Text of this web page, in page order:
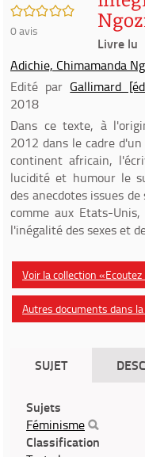
/5
0avis
Livre lu
Adichie, Chimamanda
Edité par Gallimard
2018
Dans ce texte, à
2012 dans le cadre
continent africain,
lucidité et humour le
des anecdotes issues
comme aux Etats-
l'inégalité des sexes et
Voir la collection «Ecoutez
Autres documents dans
SUJET
Sujets
Féminisme
Classification